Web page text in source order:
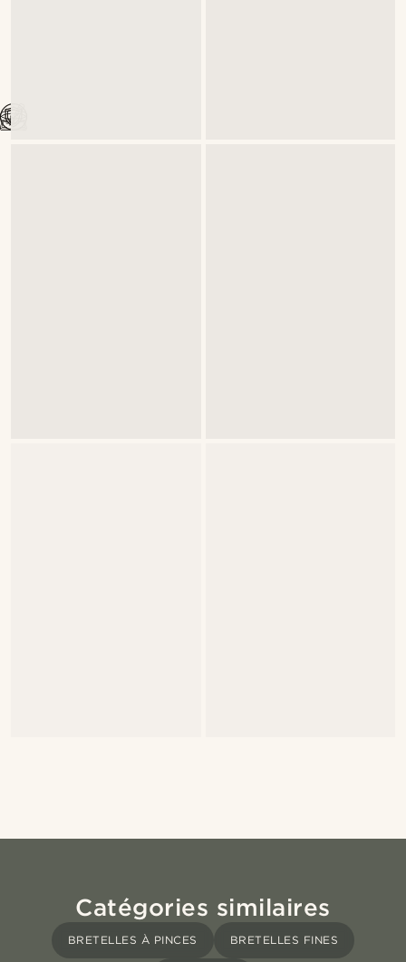
Catégories similaires
BRETELLES À PINCES BRETELLES FINES